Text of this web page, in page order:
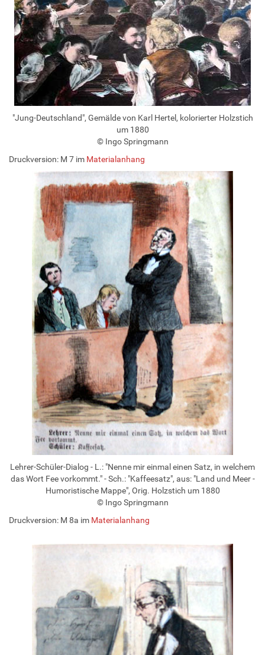
"Jung-Deutschland", Gemälde von Karl Hertel, kolorierter Holzstich
um 1880
© Ingo Springmann
Druckversion: M 7 im Materialanhang
Lehrer-Schüler-Dialog - L.: "Nenne mir einmal einen Satz, in welchem
das Wort Fee vorkommt." - Sch.: "Kaffeesatz", aus: "Land und Meer -
Humoristische Mappe", Orig. Holzstich um 1880
© Ingo Springmann
Druckversion: M 8a im Materialanhang